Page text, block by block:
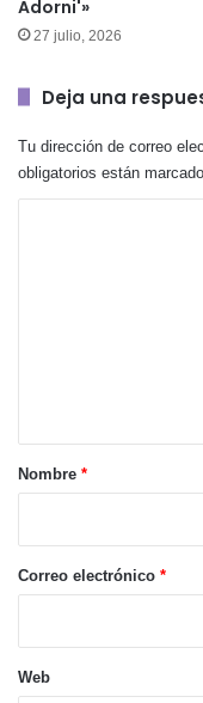
Adorni'»
27 julio, 2026
Deja una
Tu dirección de correo
obligatorios están
r
*
Nombre *
Correo electrónico *
Web